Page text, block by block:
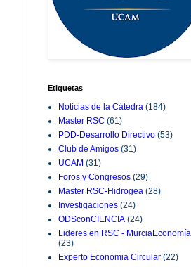
Etiquetas
Noticias de la Cátedra (184)
Master RSC (61)
PDD-Desarrollo Directivo (53)
Club de Amigos (31)
UCAM (31)
Foros y Congresos (29)
Master RSC-Hidrogea (28)
Investigaciones (24)
ODSconCIENCIA (24)
Lideres en RSC - MurciaEconomía
(23)
Experto Economia Circular (22)